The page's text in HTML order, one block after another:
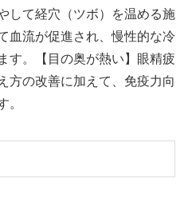
して経穴（ツボ）を温める施
血流が促進され、慢性的な冷
す。【目の奥が熱い】眼精疲
方の改善に加えて、免疫力向
。